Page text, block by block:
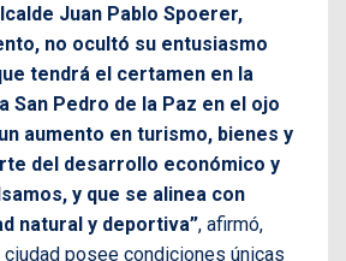
Juan Pablo Spoerer,
no ocultó su entusiasmo
tendrá el certamen en la
San Pedro de la Paz en el ojo
aumento en turismo, bienes y
del desarrollo económico y
y que se alinea con
natural y deportiva”, afirmó,
ciudad posee condiciones únicas